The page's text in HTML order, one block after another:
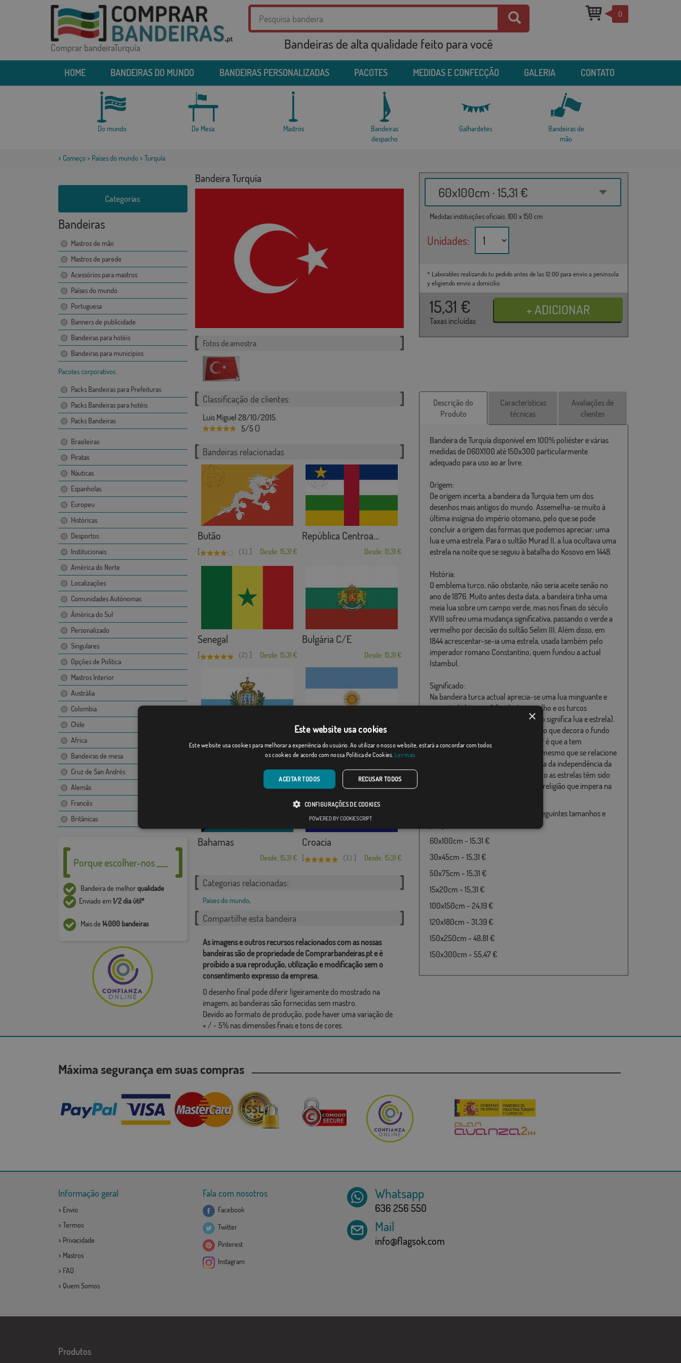
Comprar bandeiraTurquía Bandeiras de alta qualidade feito para você
0
HOME BANDEIRAS DO MUNDO BANDEIRAS PERSONALIZADAS PACOTES MEDIDAS E CONFECÇÃO GALERIA CONTATO
Do mundo De Mesa Mastros
Bandeiras
despacho
Galhardetes
Bandeiras de
mão
> Começo > Países do mundo > Turquía
Categorias
Bandeiras
Mastros de mão
Mastros de parede
Acessórios para mastros
Países do mundo
Portuguesa
Banners de publicidade
Bandeiras para hotéis
Bandeiras para municípios
Pacotes corporativos
Packs Bandeiras para Prefeituras
Packs Bandeiras para hotéis
Packs Bandeiras
Brasileiras
Piratas
Náuticas
Espanholas
Europeu
Históricas
Desportos
Institucionais
América do Norte
Localizações
Comunidades Autónomas
Ámérica do Sul
Personalizado
Singulares
Opções de Política
Mastros Interior
Austrália
Colombia
Chile
Africa
Bandeiras de mesa
Cruz de San Andrés
Alemãs
Francês
Britânicas
Porque escolher-nos ___
Bandeira de melhorqualidade
Enviado em1/2 dia útil*
Mais de 14.000 bandeiras
Bandeira Turquía
Fotos de amostra
60x100cm · 15,31 €
Medidas instituições oficiais: 100 x 150 cm
Unidades:
* Laborables realizando tu pedido antes de las 12:00 para envío a península
y eligiendo envío a domicilio.
15,31 €
Taxas incluídas
Classificação de clientes:
Luis Miguel 28/10/2015.
5/5 ()
Bandeiras relacionadas
Butão
[ (1) ] Desde: 15,31 €
República Centroa...
Desde: 15,31 €
Senegal
[ (2) ] Desde: 15,31 €
Bulgária C/E
Desde: 15,31 €
San Marino
Desde: 15,31 €
Argentina
[ (17)] Desde: 15,31 €
Bahamas
Desde: 15,31 €
Croacia
[ (1) ] Desde: 15,31 €
Categorias relacionadas:
Países do mundo,
Compartilhe esta bandeira
As imagens e outros recursos relacionados com as nossas
bandeiras são de propriedade de Comprarbandeiras.pt e é
proibido a sua reprodução, utilização e modificação sem o
consentimento expresso da empresa.
O desenho final pode diferir ligeiramente do mostrado na
imagem, as bandeiras são fornecidas sem mastro.
Devido ao formato de produção, pode haver uma variação de
+ / - 5% nas dimensões finais e tons de cores.
Descrição do
Produto
Características
técnicas
Avaliações de
clientes
Bandeira de Turquía disponível em 100% poliéster e várias
medidas de 060X100 até 150x300 particularmente
adequado para uso ao ar livre.
Origem:
De origem incerta, a bandeira da Turquia tem um dos
desenhos mais antigos do mundo. Assemelha-se muito à
última insígnia do império otomano, pelo que se pode
concluir a origem das formas que podemos apreciar: uma
lua e uma estrela. Para o sultão Murad II, a lua ocultava uma
estrela na noite que se seguiu à batalha do Kosovo em 1448.
História:
O emblema turco, não obstante, não seria aceite senão no
ano de 1876. Muito antes desta data, a bandeira tinha uma
meia lua sobre um campo verde, mas nos finais do século
XVIII sofreu uma mudança significativa, passando o verde a
vermelho por decisão do sultão Selim III. Além disso, em
1844 acrescentar-se-ia uma estrela, usada também pelo
imperador romano Constantino, quem fundou a actual
Istambul.
Significado:
Na bandeira turca actual aprecia-se uma lua minguante e
um estrela branca. O fundo é vermelho e os turcos
chamam-lhe Ay Yildiz (que em turco significa lua e estrela).
Que dúvida resulta de que o vermelho que decora o fundo
não é nenhuma casualidade. Esta cor é que a tem
predominado na história deste país, mesmo que se relacione
com as batalhas sangrentas da guerra da independência da
Turquia, assim como tanto a lua como as estrelas têm sido
muito utilizadas na cultura islâmica, religião que impera na
Bandeira de Turquía disponível nos seguintes tamanhos e
60x100cm - 15,31 €
30x45cm - 15,31 €
50x75cm - 15,31 €
15x20cm - 15,31 €
100x150cm - 24,19 €
120x180cm - 31,39 €
150x250cm - 48,81 €
150x300cm - 55,47 €
Máxima segurança em suas compras
Informação geral
> Envio
> Termos
> Privacidade
> Mastros
> FAQ
> Quem Somos
Fala com nosotros
Facebook
Twitter
Pinterest
Instagram
Whatsapp
636 256 550
Mail
info@flagsok.com
Produtos
×
Este website usa cookies
Este website usa cookies para melhorar a experiência do usuário. Ao utilizar o nosso website, estará a concordar com todos
os cookies de acordo com nossa Política de Cookies. Ler mais
ACEITAR TODOS RECUSAR TODOS
CONFIGURAÇÕES DE COOKIES
POWERED BY COOKIESCRIPT